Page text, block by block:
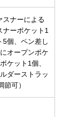
サンダル
その他
財布／小物
スナーによる
ナーポケット1
5個、ペン差し
オープンポケ
ケット1個、
ダーストラッ
可）